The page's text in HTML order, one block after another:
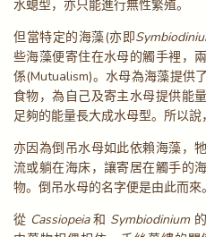
水螅型，亦只能進行無性繁殖。
但當特定的海藻(亦即
些海藻便寄住在水母的觸手裡，
係(Mutualism)。水母為海藻提供
食物，為自己及寄主水母提供能
足夠的能量長大成水母型。所以說
亦因為倒吊水母如此依賴海藻，
流或躺在海床，讓寄居在觸手的
物。倒吊水母的名字便是由此而來。
從 Cassiopeia和 Symbiodinium